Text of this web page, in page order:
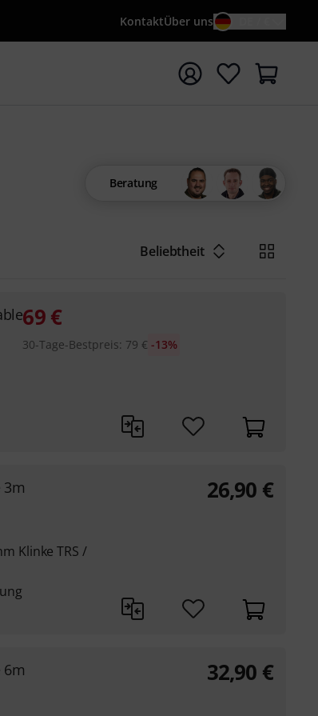
KontaktÜber uns
{searchTerm} starten
Beratung
Beliebtheit
69€
30-Tage-Bestpreis: 79 € -13%
3m
Klinke TRS /
26,90 €
6m 32,90 €